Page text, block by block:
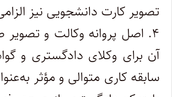
تصویر کارت دانشجویی نیز
۴. اصل پروانه وکالت و
سابقه کاری متوالی و مؤثر